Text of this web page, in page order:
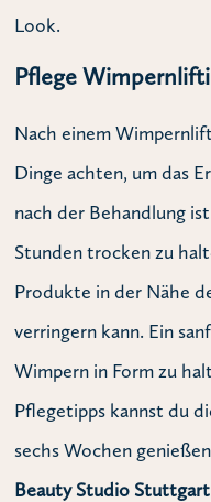
Look.
Pflege
Nach einem
Dinge achten, um das
nach der Behandlung
Stunden trocken zu
Produkte in der Nähe
verringern kann. Ein
Wimpern in Form zu
Pflegetipps kannst du
sechs Wochen
Beauty Studio Stuttgart